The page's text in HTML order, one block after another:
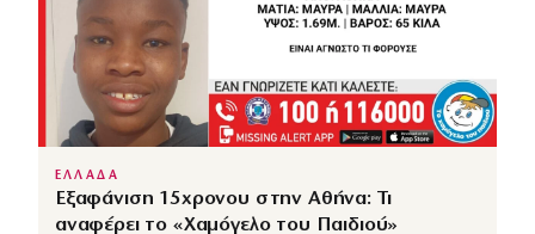
ΕΛΛΑΔΑ
Εξαφάνιση 15χρονου στην Αθήνα: Τι
αναφέρει το «Χαμόγελο του Παιδιού»